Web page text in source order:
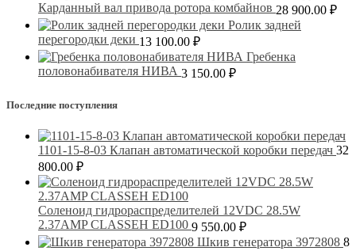
Карданный вал привода ротора комбайнов 28 900.00 ₽
Ролик задней
перегородки деки 13 100.00 ₽
Гребенка
половонабивателя НИВА 3 150.00 ₽
Последние поступления
1101-15-8-03 Клапан автоматической коробки передач 32
800.00 ₽
Соленоид гидрораспределителей 12VDC 28.5W
2.37AMP CLASSEH ED100 9 550.00 ₽
Шкив генератора 3972808 8